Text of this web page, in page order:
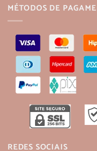
MÉTODOS DE
REDES SOCIAIS